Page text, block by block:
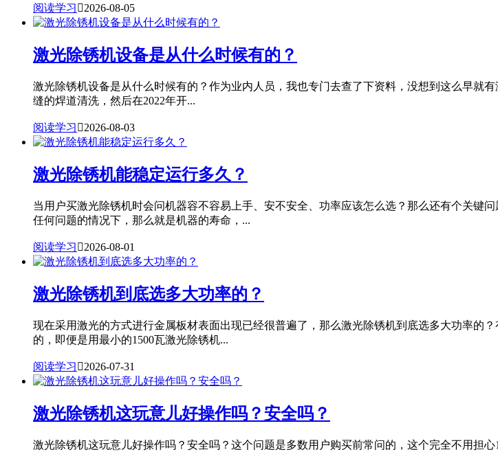
阅读学习 2026-08-05
激光除锈机设备是从什么时候有的？
激光除锈机设备是从什么时候有的？作为业内人员，我也专门去查了下资料，没想到这么早就
缝的焊道清洗，然后在2022年开...
阅读学习 2026-08-03
激光除锈机能稳定运行多久？
当用户买激光除锈机时会问机器容不容易上手、安不安全、功率应该怎么选？那么还有个关键
任何问题的情况下，那么就是机器的寿命，...
阅读学习 2026-08-01
激光除锈机到底选多大功率的？
现在采用激光的方式进行金属板材表面出现已经很普遍了，那么激光除锈机到底选多大功率的
的，即便是用最小的1500瓦激光除锈机...
阅读学习 2026-07-31
激光除锈机这玩意儿好操作吗？安全吗？
激光除锈机这玩意儿好操作吗？安全吗？这个问题是多数用户购买前常问的，这个完全不用担